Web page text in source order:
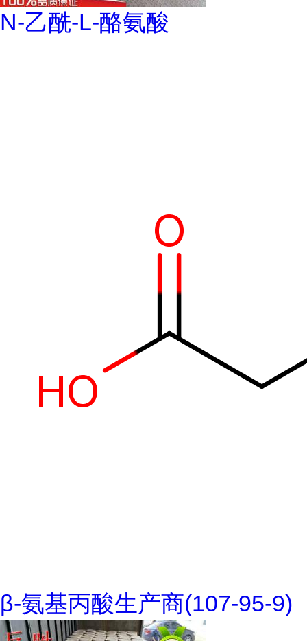
N-乙酰-L-酪氨酸
β-氨基丙酸生产商(107-95-9)